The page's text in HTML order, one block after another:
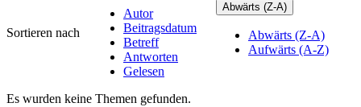
Sortieren nach
Autor
Beitragsdatum
Betreff
Antworten
Gelesen
Abwärts (Z-A)
Abwärts (Z-A)
Aufwärts (A-Z)
Es wurden keine Themen gefunden.